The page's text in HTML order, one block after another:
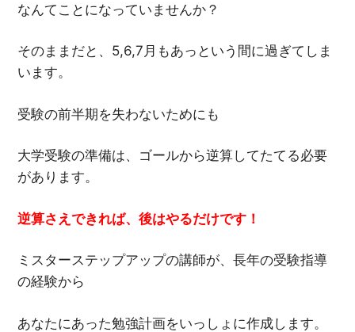
なんてことになっていませんか？
そのままだと、5,6,7月もあっという間に過ぎてしま
います。
受験の前半期を失わないためにも
大学受験の準備は、ゴールから逆算してたてる必要
があります。
逆算さえできれば、後はやるだけです！
ミスターステップアップの講師が、長年の受験指導
の経験から
あなたにあった勉強計画をいっしょに作成します。